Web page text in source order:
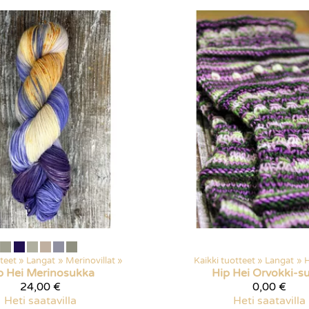
‪» Langat ‪» Merinovillat ‪»
Hei Merinosukka
24,00 €
Heti saatavilla
Kaikki tuotteet ‪» Langat ‪»
Hip Hei Orvokki-
0,00 €
Heti saatavilla